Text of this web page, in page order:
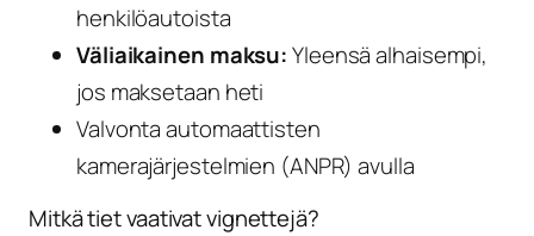
henkilöautoista
Väliaikainen maksu:Yleensä alhaisempi,
jos maksetaan heti
Valvonta automaattisten
kamerajärjestelmien (ANPR) avulla
Mitkä tiet vaativat vignettejä?